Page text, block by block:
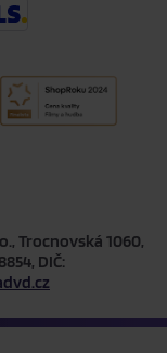
Trocnovská 1060,
DIČ: